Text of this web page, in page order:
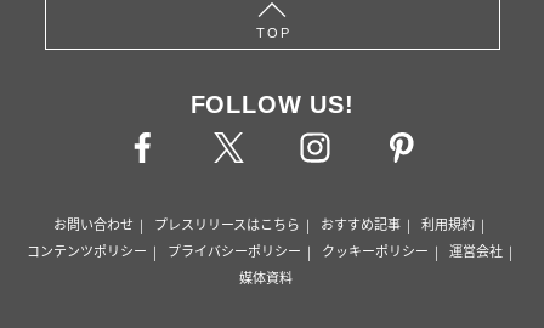
TOP
FOLLOW US!
お問い合わせ プレスリリースはこちら おすすめ記事
利用規約
コンテンツポリシー
プライバシーポリシー クッキーポリシー
運営会社
媒体資料